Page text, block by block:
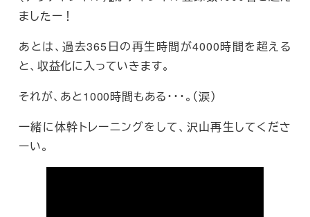
ましたー！
あとは、過去365日の再生時間が4000時間を超える
と、収益化に入っていきます。
それが、あと1000時間もある・・・。（涙）
一緒に体幹トレーニングをして、沢山再生してくださ
ーい。